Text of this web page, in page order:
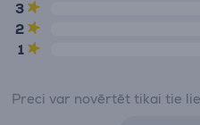
3
2
1
Preci var novērtēt tikai tie